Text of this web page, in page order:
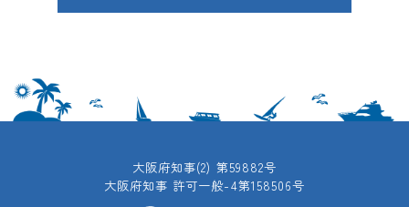
大阪府知事(2) 第59882号
大阪府知事 許可一般-4第158506号